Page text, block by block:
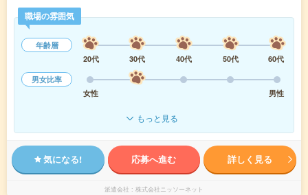
職場の雰囲気
年齢層
20代
30代 40代 50代
60代
男女比率
女性
男性
もっと見る
気になる! 応募へ進む 詳しく見る
派遣会社 株式会社ニッソーネット